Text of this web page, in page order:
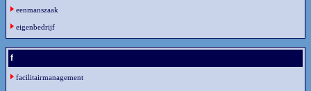
eenmanszaak
eigenbedrijf
f
facilitairmanagement